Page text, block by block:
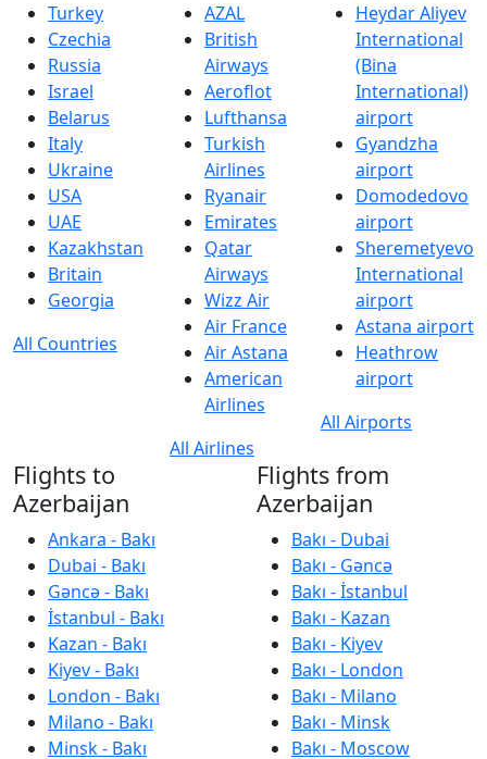
Turkey
Czechia
Russia
Israel
Belarus
Italy
Ukraine
USA
UAE
Kazakhstan
Britain
Georgia
All Countries
AZAL
British
Airways
Aeroflot
Lufthansa
Turkish
Airlines
Ryanair
Emirates
Qatar
Airways
Wizz Air
Air France
Air Astana
American
Airlines
All Airlines
Heydar Aliyev
International
(Bina
International)
airport
Gyandzha
airport
Domodedovo
airport
Sheremetyevo
International
airport
Astana airport
Heathrow
airport
All Airports
Flights to
Azerbaijan
Ankara - Bakı
Dubai - Bakı
Gəncə - Bakı
İstanbul - Bakı
Kazan - Bakı
Kiyev - Bakı
London - Bakı
Milano - Bakı
Minsk - Bakı
Flights from
Azerbaijan
Bakı - Dubai
Bakı - Gəncə
Bakı - İstanbul
Bakı - Kazan
Bakı - Kiyev
Bakı - London
Bakı - Milano
Bakı - Minsk
Bakı - Moscow